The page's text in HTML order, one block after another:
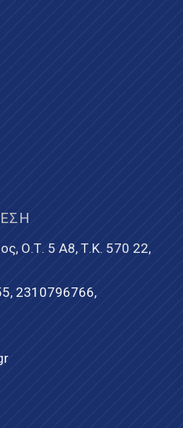
Ο.Τ. 5 Α8, Τ.Κ. 570 22,
, 2310796766,